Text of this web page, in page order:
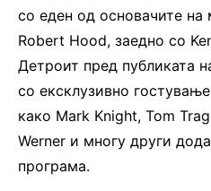
со еден од основачите на
Robert Hood, заедно со
Детроит пред публиката
со ексклузивно
како Mark Knight, Tom
Werner и многу други
програма.